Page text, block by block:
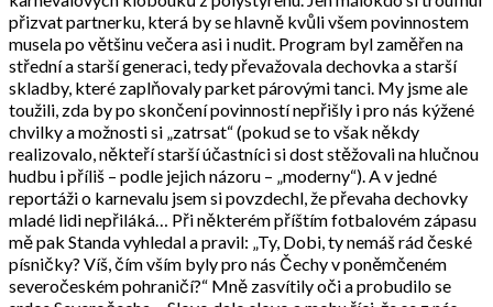
přizvat partnerku, která by se hlavně kvůli všem povinnostem
musela po většinu večera asi i nudit. Program byl zaměřen na
střední a starší generaci, tedy převažovala dechovka a starší
skladby, které zaplňovaly parket párovými tanci. My jsme ale
toužili, zda by po skončení povinností nepřišly i pro nás kýžené
chvilky a možnosti si „zatrsat“ (pokud se to však někdy
realizovalo, někteří starší účastníci si dost stěžovali na hlučnou
hudbu i příliš – podle jejich názoru – „moderny“). A v jedné
reportáži o karnevalu jsem si povzdechl, že převaha dechovky
mladé lidi nepřiláká… Při některém příštím fotbalovém zápasu
mě pak Standa vyhledal a pravil: „Ty, Dobi, ty nemáš rád české
písničky? Víš, čím vším byly pro nás Čechy v poněmčeném
severočeském pohraničí?“ Mně zasvítily oči a probudilo se